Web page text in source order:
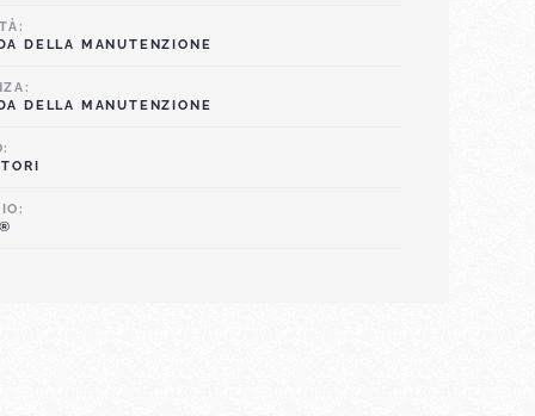
DELLA MANUTENZIONE
DELLA MANUTENZIONE